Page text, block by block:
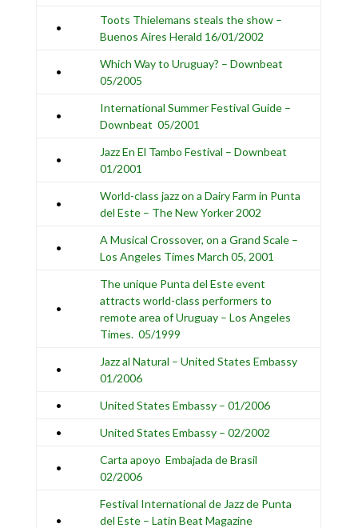
•
Toots Thielemans steals the show –
Buenos Aires Herald 16/01/2002
•
Which Way to Uruguay? – Downbeat
05/2005
•
International Summer Festival Guide –
Downbeat 05/2001
•
Jazz En El Tambo Festival – Downbeat
01/2001
•
World-class jazz on a Dairy Farm in Punta
del Este – The New Yorker 2002
•
A Musical Crossover, on a Grand Scale –
Los Angeles Times March 05, 2001
•
The unique Punta del Este event
attracts world-class performers to
remote area of Uruguay – Los Angeles
Times. 05/1999
•
Jazz al Natural – United States Embassy
01/2006
•
United States Embassy – 01/2006
•
United States Embassy – 02/2002
•
Carta apoyo Embajada de Brasil
02/2006
•
Festival International de Jazz de Punta
del Este – Latin Beat Magazine